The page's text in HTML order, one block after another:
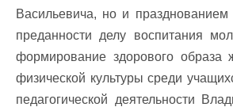
Васильевича, но и празднованием
преданности делу воспитания
формирование здорового образа
физической культуры среди
педагогической деятельности